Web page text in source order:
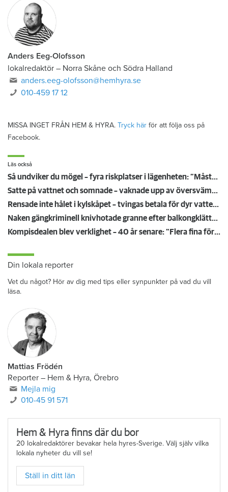
Anders Eeg-Olofsson
lokalredaktör – Norra Skåne och Södra Halland
anders.eeg-olofsson@hemhyra.se
010-459 17 12
MISSA INGET FRÅN HEM & HYRA. Tryck här för att följa oss på
Facebook.
Läs också
Så undviker du mögel – fyra riskplatser i lägenheten: ”Måste städa bort”
Satte på vattnet och somnade – vaknade upp av översvämning hos grannen
Rensade inte hålet i kylskåpet – tvingas betala för dyr vattenskada
Naken gängkriminell knivhotade granne efter balkongklättring
Kompisdealen blev verklighet – 40 år senare: "Flera fina fördelar med att dela bostad"
Din lokala reporter
Vet du något? Hör av dig med tips eller synpunkter på vad du vill
läsa.
Mattias Frödén
Reporter – Hem & Hyra, Örebro
Mejla mig
010-45 91 571
Hem & Hyra finns där du bor
20 lokalredaktörer bevakar hela hyres-Sverige. Välj själv vilka
lokala nyheter du vill se!
Ställ in ditt län